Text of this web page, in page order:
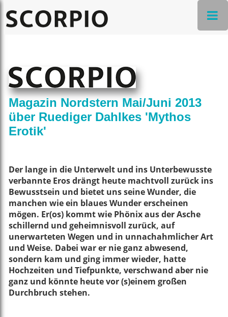
Magazin Nordstern Mai/Juni 2013
über Ruediger Dahlkes 'Mythos
Erotik'
Der lange in die Unterwelt und ins Unterbewusste
verbannte Eros drängt heute machtvoll zurück ins
Bewusstsein und bietet uns seine Wunder, die
manchen wie ein blaues Wunder erscheinen
mögen. Er(os) kommt wie Phönix aus der Asche
schillernd und geheimnisvoll zurück, auf
unerwarteten Wegen und in unnachahmlicher Art
und Weise. Dabei war er nie ganz abwesend,
sondern kam und ging immer wieder, hatte
Hochzeiten und Tiefpunkte, verschwand aber nie
ganz und könnte heute vor (s)einem großen
Durchbruch stehen.